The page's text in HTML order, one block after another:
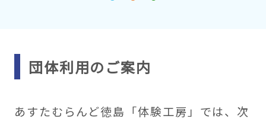
団体利用のご案内
あすたむらんど徳島「体験工房」では、次